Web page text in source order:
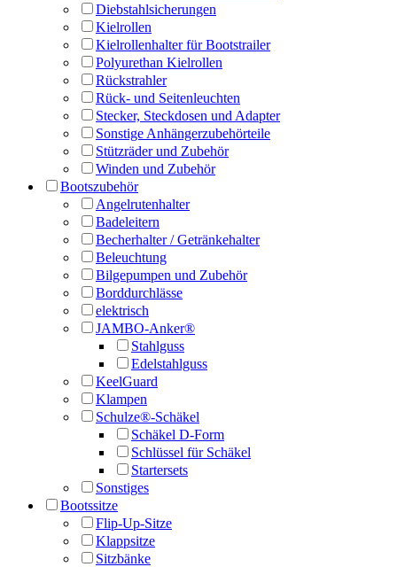
Diebstahlsicherungen
Kielrollen
Kielrollenhalter für Bootstrailer
Polyurethan Kielrollen
Rückstrahler
Rück- und Seitenleuchten
Stecker, Steckdosen und Adapter
Sonstige Anhängerzubehörteile
Stützräder und Zubehör
Winden und Zubehör
Bootszubehör
Angelrutenhalter
Badeleitern
Becherhalter / Getränkehalter
Beleuchtung
Bilgepumpen und Zubehör
Borddurchlässe
elektrisch
JAMBO-Anker®
Stahlguss
Edelstahlguss
KeelGuard
Klampen
Schulze®-Schäkel
Schäkel D-Form
Schlüssel für Schäkel
Startersets
Sonstiges
Bootssitze
Flip-Up-Sitze
Klappsitze
Sitzbänke